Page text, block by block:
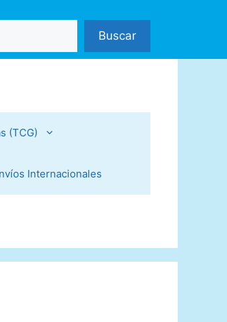
Buscar
(TCG)
Internacionales